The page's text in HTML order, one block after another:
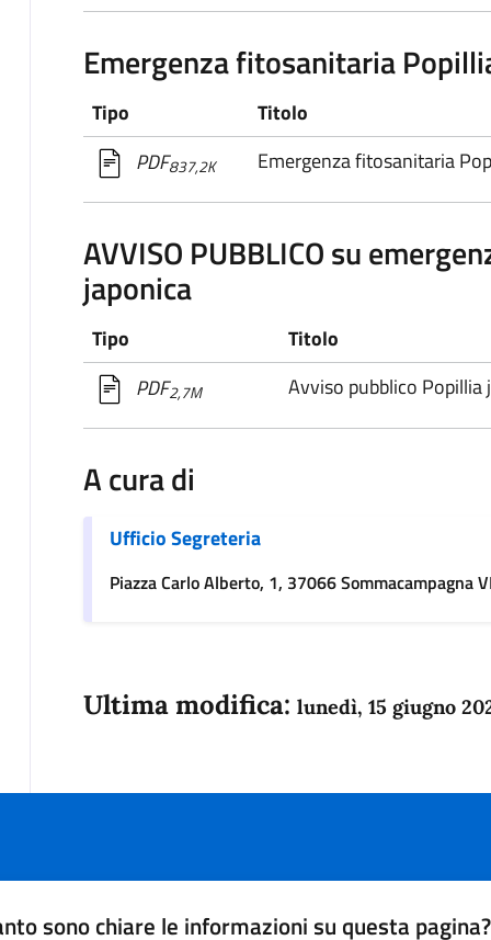
Emergenza fitosanitaria
Tipo
Titolo
PDF837,2K Emergenza fitosanitaria
AVVISO PUBBLICO su
japonica
Tipo
Titolo
PDF2,7M Avviso pubblico Popillia
A cura di
Ufficio Segreteria
Piazza Carlo Alberto, 1, 37066 Sommacampagna
Ultima modifica: lunedì, 15 giugno
sono chiare le informazioni su questa pagina?